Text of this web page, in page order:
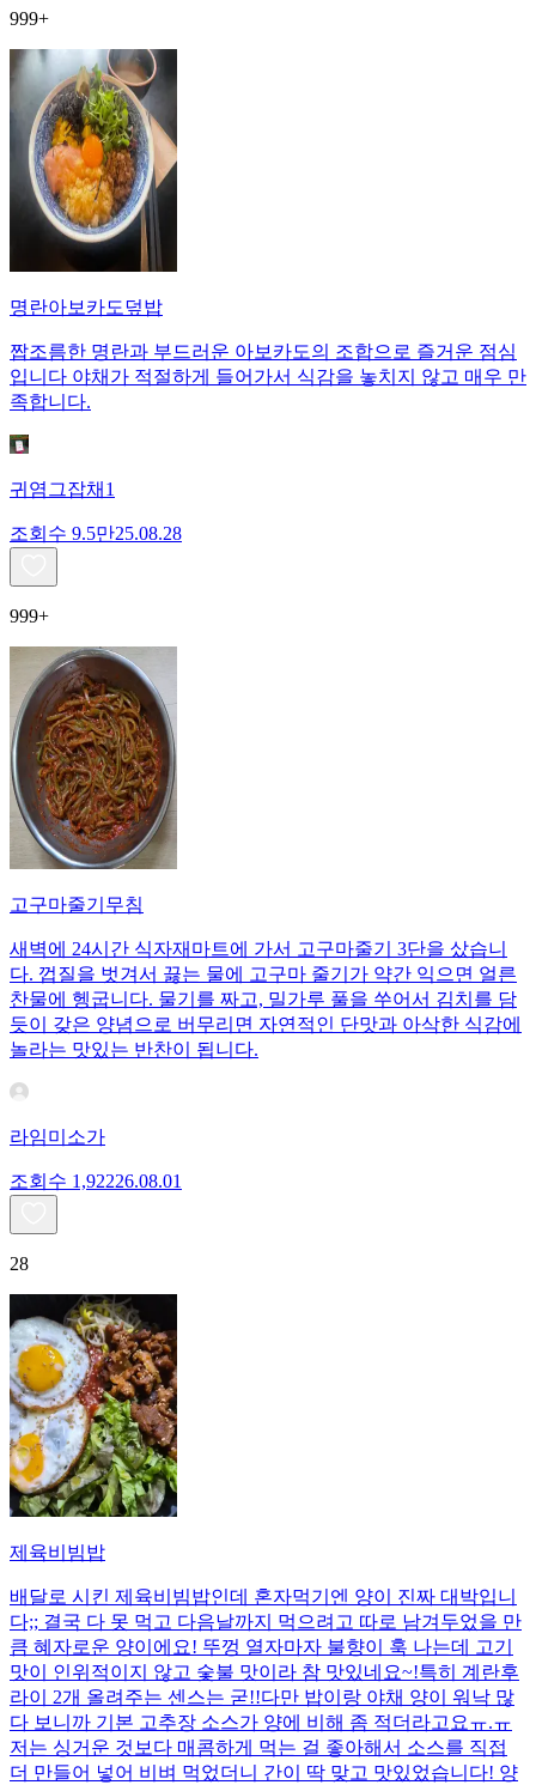
999+
명란아보카도덮밥
짭조름한 명란과 부드러운 아보카도의 조합으로 즐거운 점심
입니다 야채가 적절하게 들어가서 식감을 놓치지 않고 매우 만
족합니다.
귀염그잡채1
조회수 9.5만25.08.28
999+
고구마줄기무침
새벽에 24시간 식자재마트에 가서 고구마줄기 3단을 샀습니
다. 껍질을 벗겨서 끓는 물에 고구마 줄기가 약간 익으면 얼른
찬물에 헹굽니다. 물기를 짜고, 밀가루 풀을 쑤어서 김치를 담
듯이 갖은 양념으로 버무리면 자연적인 단맛과 아삭한 식감에
놀라는 맛있는 반찬이 됩니다.
라임미소가
조회수 1,92226.08.01
28
제육비빔밥
배달로 시킨 제육비빔밥인데 혼자먹기엔 양이 진짜 대박입니
다;; 결국 다 못 먹고 다음날까지 먹으려고 따로 남겨두었을 만
큼 혜자로운 양이에요! 뚜껑 열자마자 불향이 훅 나는데 고기
맛이 인위적이지 않고 숯불 맛이라 참 맛있네요~!특히 계란후
라이 2개 올려주는 센스는 굳!! ​다만 밥이랑 야채 양이 워낙 많
다 보니까 기본 고추장 소스가 양에 비해 좀 적더라고요ㅠ.ㅠ
저는 싱거운 것보다 매콤하게 먹는 걸 좋아해서 소스를 직접
더 만들어 넣어 비벼 먹었더니 간이 딱 맞고 맛있었습니다! 양